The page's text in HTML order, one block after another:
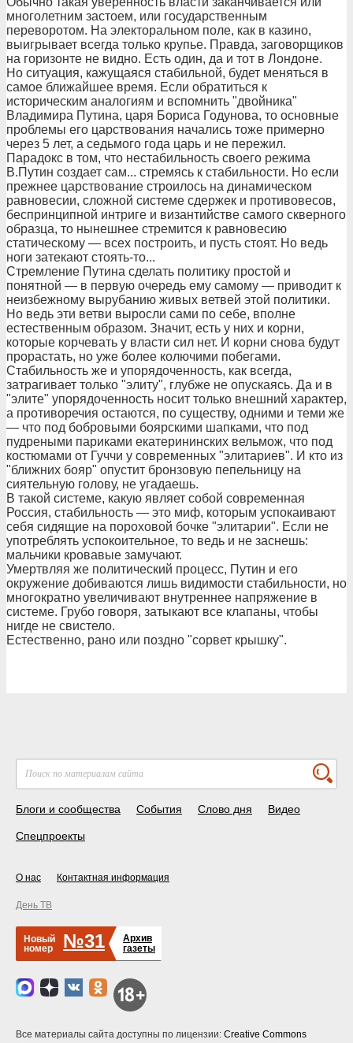
многолетним застоем, или государственным
переворотом. На электоральном поле, как в казино,
выигрывает всегда только крупье. Правда, заговорщиков
на горизонте не видно. Есть один, да и тот в Лондоне.
Но ситуация, кажущаяся стабильной, будет меняться в
самое ближайшее время. Если обратиться к
историческим аналогиям и вспомнить "двойника"
Владимира Путина, царя Бориса Годунова, то основные
проблемы его царствования начались тоже примерно
через 5 лет, а седьмого года царь и не пережил.
Парадокс в том, что нестабильность своего режима
В.Путин создает сам... стремясь к стабильности. Но если
прежнее царствование строилось на динамическом
равновесии, сложной системе сдержек и противовесов,
беспринципной интриге и византийстве самого скверного
образца, то нынешнее стремится к равновесию
статическому — всех построить, и пусть стоят. Но ведь
ноги затекают стоять-то...
Стремление Путина сделать политику простой и
понятной — в первую очередь ему самому — приводит к
неизбежному вырубанию живых ветвей этой политики.
Но ведь эти ветви выросли сами по себе, вполне
естественным образом. Значит, есть у них и корни,
которые корчевать у власти сил нет. И корни снова будут
прорастать, но уже более колючими побегами.
Стабильность же и упорядоченность, как всегда,
затрагивает только "элиту", глубже не опускаясь. Да и в
"элите" упорядоченность носит только внешний характер,
а противоречия остаются, по существу, одними и теми же
— что под бобровыми боярскими шапками, что под
пудреными париками екатерининских вельмож, что под
костюмами от Гуччи у современных "элитариев". И кто из
"ближних бояр" опустит бронзовую пепельницу на
сиятельную голову, не угадаешь.
В такой системе, какую являет собой современная
Россия, стабильность — это миф, которым успокаивают
себя сидящие на пороховой бочке "элитарии". Если не
употреблять успокоительное, то ведь и не заснешь:
мальчики кровавые замучают.
Умертвляя же политический процесс, Путин и его
окружение добиваются лишь видимости стабильности, но
многократно увеличивают внутреннее напряжение в
системе. Грубо говоря, затыкают все клапаны, чтобы
нигде не свистело.
Естественно, рано или поздно "сорвет крышку".
Блоги и сообщества События Слово дня Видео
Спецпроекты
О нас Контактная информация
День ТВ
Новый
номер
№31
Архив
газеты
Все материалы сайта доступны по лицензии: Creative Commons